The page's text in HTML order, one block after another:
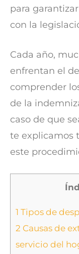
para
con la
Cada año,
enfrentan el
comprender
de la
caso de que
te explicamos
este
1 Tipos de
2 Causas de
servicio del